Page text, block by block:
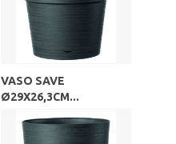
VASO SAVE
Ø29X26,3CM...